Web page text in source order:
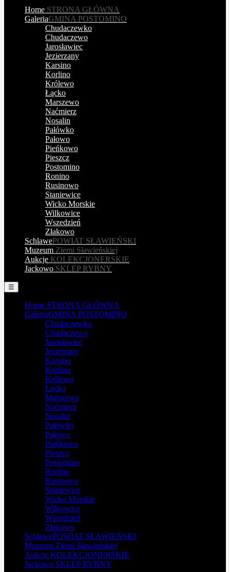
Home STRONA GŁÓWNA
GaleriaGMINA POSTOMINO
Chudaczewko
Chudaczewo
Jarosławiec
Jezierzany
Karsino
Korlino
Królewo
Łącko
Marszewo
Naćmierz
Nosalin
Pałówko
Pałowo
Pieńkowo
Pieszcz
Postomino
Ronino
Rusinowo
Staniewice
Wicko Morskie
Wilkowice
Wszedzień
Złakowo
SchlawePOWIAT SŁAWIEŃSKI
Muzeum Ziemi Sławieńskiej
Aukcje KOLEKCJONERSKIE
Jackowo SKLEP RYBNY
☰
Home STRONA GŁÓWNA
GaleriaGMINA POSTOMINO
Chudaczewko
Chudaczewo
Jarosławiec
Jezierzany
Karsino
Korlino
Królewo
Łącko
Marszewo
Naćmierz
Nosalin
Pałówko
Pałowo
Pieńkowo
Pieszcz
Postomino
Ronino
Rusinowo
Staniewice
Wicko Morskie
Wilkowice
Wszedzień
Złakowo
SchlawePOWIAT SŁAWIEŃSKI
Muzeum Ziemi Sławieńskiej
Aukcje KOLEKCJONERSKIE
Jackowo SKLEP RYBNY